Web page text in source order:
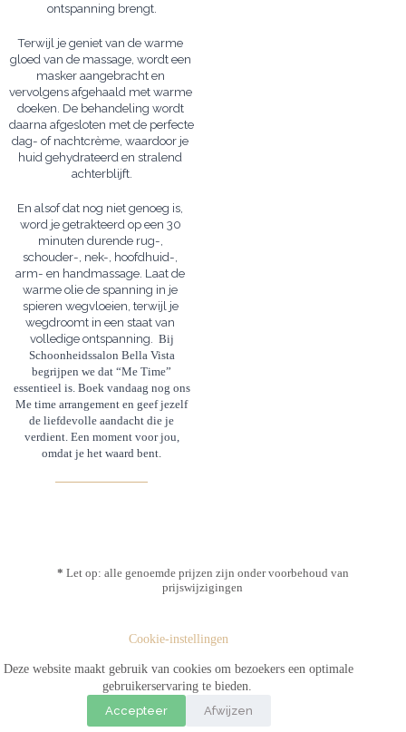
Cookie-instellingen
Deze website maakt gebruik van cookies om bezoekers een optimale
gebruikerservaring te bieden.
Accepteer
Afwijzen
ontspanning brengt.
Terwijl je geniet van de warme
gloed van de massage, wordt een
masker aangebracht en
vervolgens afgehaald met warme
doeken. De behandeling wordt
daarna afgesloten met de perfecte
dag- of nachtcrème, waardoor je
huid gehydrateerd en stralend
achterblijft.
En alsof dat nog niet genoeg is,
word je getrakteerd op een 30
minuten durende rug-,
schouder-, nek-, hoofdhuid-,
arm- en handmassage. Laat de
warme olie de spanning in je
spieren wegvloeien, terwijl je
wegdroomt in een staat van
volledige ontspanning.
Bij
Schoonheidssalon Bella Vista
begrijpen we dat “Me Time”
essentieel is. Boek vandaag nog ons
Me time arrangement en geef jezelf
de liefdevolle aandacht die je
verdient. Een moment voor jou,
omdat je het waard bent.
* Let op: alle genoemde prijzen zijn onder voorbehoud van
prijswijzigingen
© Copyright 2026 Schoonheidssalon Bella Vista. Alle rechten